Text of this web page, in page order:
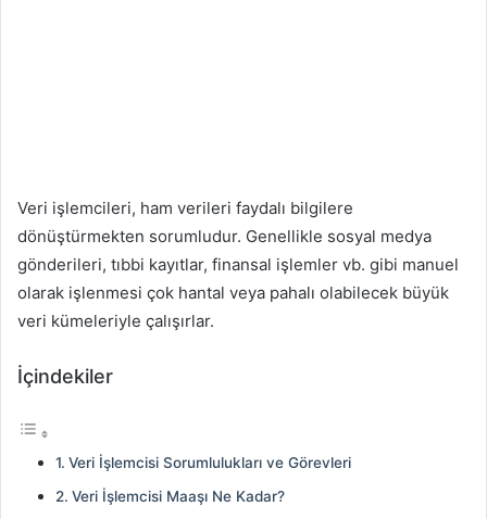
Veri işlemcileri, ham verileri faydalı bilgilere
dönüştürmekten sorumludur. Genellikle sosyal medya
gönderileri, tıbbi kayıtlar, finansal işlemler vb. gibi manuel
olarak işlenmesi çok hantal veya pahalı olabilecek büyük
veri kümeleriyle çalışırlar.
İçindekiler
Veri İşlemcisi Sorumlulukları ve Görevleri
Veri İşlemcisi Maaşı Ne Kadar?